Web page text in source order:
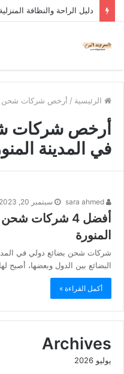
دليل الراحة والنظافة المنزلية
الرئيسية / أرخص شركات شحن
أرخص شركات
في المدينة
سبتمبر 20, 2023
أفضل 4 شركات
المنورة
شركات شحن بضائع دولي في
البضائع بين الدول وبعضها، أصبح
أكمل القراءة »
Archives
يوليو 2026